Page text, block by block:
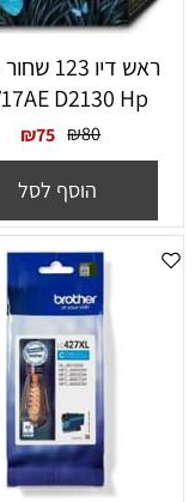
ראש דיו
D2130 Hp
₪80
₪75
הוסף לסל